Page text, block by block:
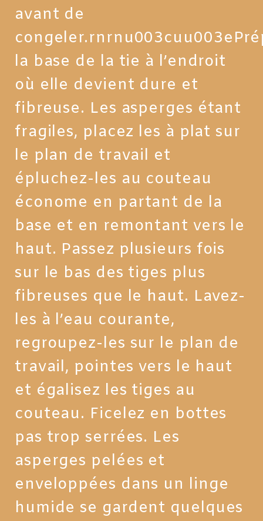
avant de
la base de la tie à l’endroit
où elle devient dure et
fibreuse. Les asperges étant
fragiles, placez les à plat sur
le plan de travail et
épluchez-les au couteau
économe en partant de la
base et en remontant vers le
haut. Passez plusieurs fois
sur le bas des tiges plus
fibreuses que le haut. Lavez-
les à l’eau courante,
regroupez-les sur le plan de
travail, pointes vers le haut
et égalisez les tiges au
couteau. Ficelez en bottes
pas trop serrées. Les
asperges pelées et
enveloppées dans un linge
humide se gardent quelques